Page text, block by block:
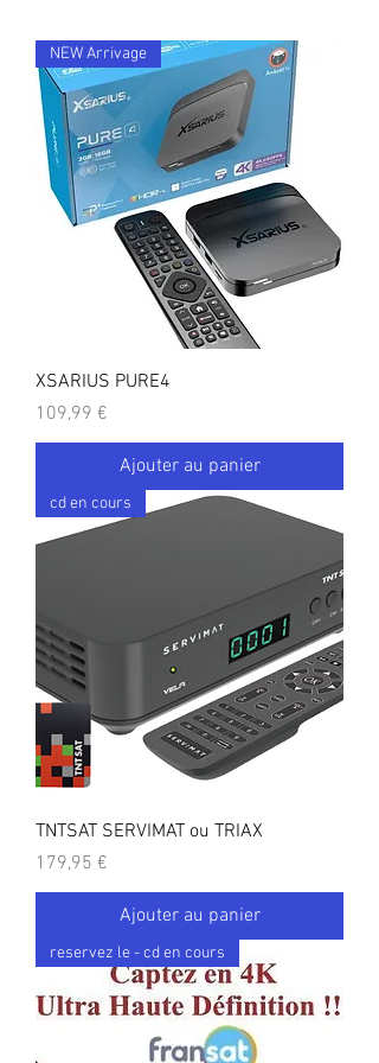
NEW Arrivage
XSARIUS PURE4
Prix
109,99 €
Ajouter au panier
cd en cours
TNTSAT SERVIMAT ou TRIAX
Prix
179,95 €
Ajouter au panier
reservez le - cd en cours